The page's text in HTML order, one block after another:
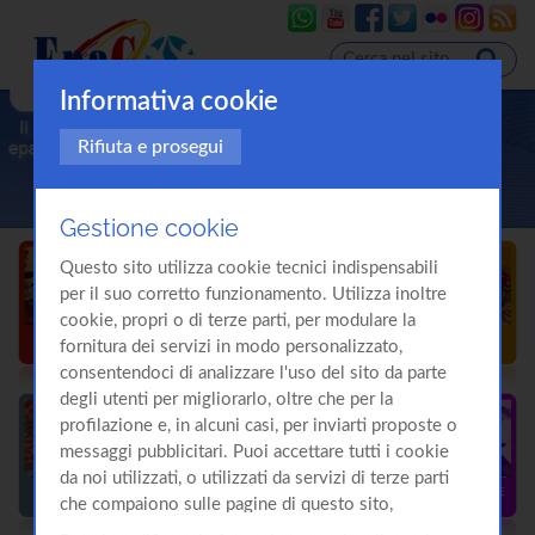
Informativa cookie
Rifiuta e prosegui
Gestione cookie
Questo sito utilizza cookie tecnici indispensabili
per il suo corretto funzionamento. Utilizza inoltre
cookie, propri o di terze parti, per modulare la
fornitura dei servizi in modo personalizzato,
consentendoci di analizzare l'uso del sito da parte
degli utenti per migliorarlo, oltre che per la
profilazione e, in alcuni casi, per inviarti proposte o
messaggi pubblicitari. Puoi accettare tutti i cookie
da noi utilizzati, o utilizzati da servizi di terze parti
che compaiono sulle pagine di questo sito,
premendo il pulsante "Accetta tutti i cookie"